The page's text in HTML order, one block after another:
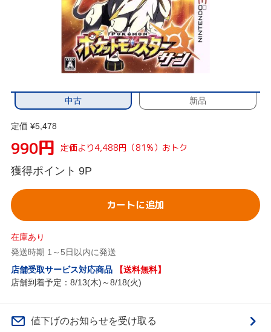
中古 新品
定価 ¥5,478
990円 定価より4,488円（81%）おトク
獲得ポイント 9P
カートに追加
在庫あり
発送時期 1～5日以内に発送
店舗受取サービス対応商品
【送料無料】
店舗到着予定：8/13(木)～8/18(火)
値下げのお知らせを受け取る